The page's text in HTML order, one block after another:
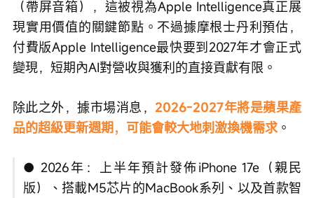
（帶屏音箱），這被視為Apple Intelligence真正展
現實用價值的關鍵節點。不過據摩根士丹利預估，
付費版Apple Intelligence最快要到2027年才會正式
變現，短期內AI對營收與獲利的直接貢獻有限。
除此之外，據市場消息，2026-2027年將是蘋果產
品的超級更新週期，可能會較大地刺激換機需求 。
● 2026年：上半年預計發佈iPhone 17e（親民
版）、搭載M5芯片的MacBook系列、以及首款智